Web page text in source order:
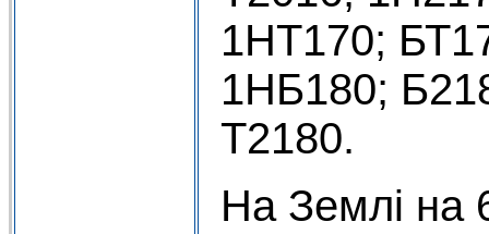
1НТ170;
1НБ180;
Т2180.
На Землі на